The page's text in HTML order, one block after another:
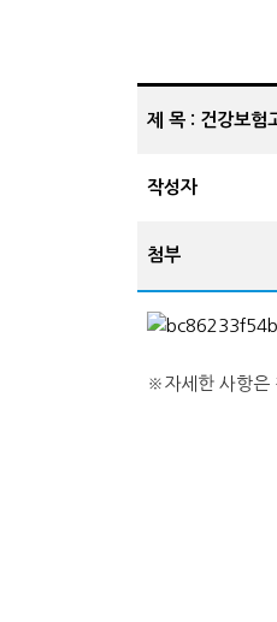
제 목 : 건강보험
작성자
첨부
※자세한 사항은